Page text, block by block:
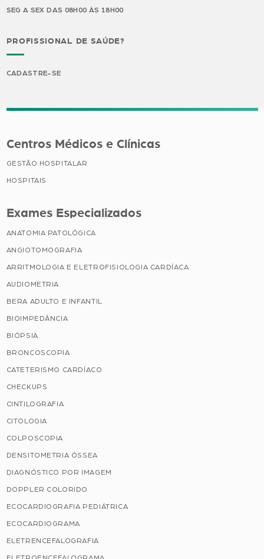
SEG A SEX DAS 08H00 ÀS 18H00
PROFISSIONAL DE SAÚDE?
CADASTRE-SE
Centros Médicos e Clínicas
GESTÃO HOSPITALAR
HOSPITAIS
Exames Especializados
ANATOMIA PATOLÓGICA
ANGIOTOMOGRAFIA
ARRITMOLOGIA E ELETROFISIOLOGIA CARDÍACA
AUDIOMETRIA
BERA ADULTO E INFANTIL
BIOIMPEDÂNCIA
BIÓPSIA
BRONCOSCOPIA
CATETERISMO CARDÍACO
CHECKUPS
CINTILOGRAFIA
CITOLOGIA
COLPOSCOPIA
DENSITOMETRIA ÓSSEA
DIAGNÓSTICO POR IMAGEM
DOPPLER COLORIDO
ECOCARDIOGRAFIA PEDIÁTRICA
ECOCARDIOGRAMA
ELETRENCEFALOGRAFIA